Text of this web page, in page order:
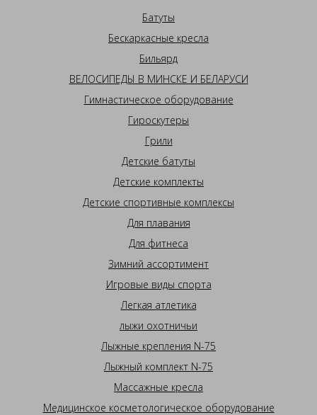
Батуты
Бескаркасные кресла
Бильярд
ВЕЛОСИПЕДЫ В МИНСКЕ И БЕЛАРУСИ
Гимнастическое оборудование
Гироскутеры
Грили
Детские батуты
Детские комплекты
Детские спортивные комплексы
Для плавания
Для фитнеса
Зимний ассортимент
Игровые виды спорта
Легкая атлетика
лыжи охотничьи
Лыжные крепления N-75
Лыжный комплект N-75
Массажные кресла
Медицинское косметологическое оборудование